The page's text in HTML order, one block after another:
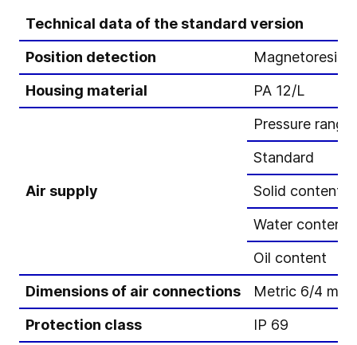
Technical data of the standard version
Position detection
Housing material
PA 12/L
Air supply
Pressure range
Standard
Solid content
Water content
Oil content
Dimensions of air connections
Metric 6/4
Protection class
IP 69